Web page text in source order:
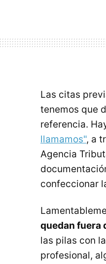
Las citas
tenemos que
referencia.
llamamos", a
Agencia
confeccionar
quedan fuera
las pilas con
profesional,